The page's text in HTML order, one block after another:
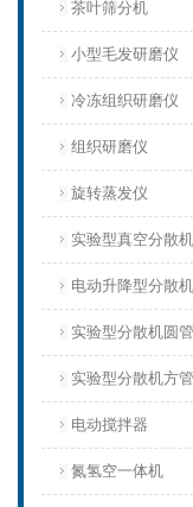
茶叶筛分机
小型毛发研磨仪
冷冻组织研磨仪
组织研磨仪
旋转蒸发仪
实验型真空分散机
电动升降型分散机
实验型分散机圆管
实验型分散机方管
电动搅拌器
氮氢空一体机